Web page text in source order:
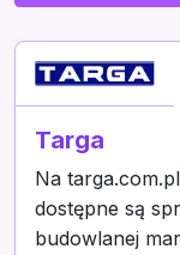
Targa
Na
dostępne są
budowlanej